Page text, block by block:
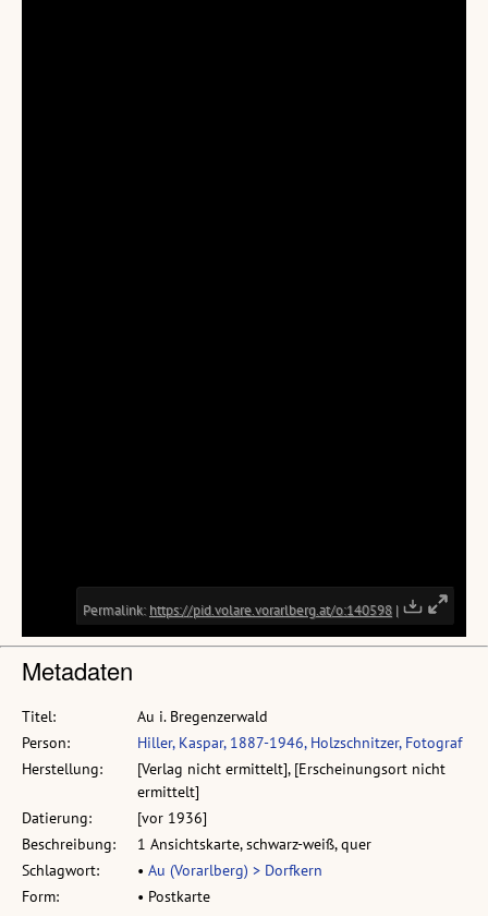
Metadaten
Titel:
Au i. Bregenzerwald
Person:
Hiller, Kaspar, 1887-1946, Holzschnitzer, Fotograf
Herstellung:
[Verlag nicht ermittelt], [Erscheinungsort nicht
ermittelt]
Datierung:
[vor 1936]
Beschreibung:
1 Ansichtskarte, schwarz-weiß, quer
Schlagwort:
• Au (Vorarlberg) > Dorfkern
Form:
• Postkarte